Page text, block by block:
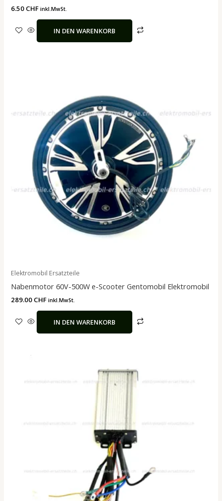
6.50 CHF inkl.MwSt.
IN DEN WARENKORB
Elektromobil Ersatzteile
Nabenmotor 60V-500W e-Scooter Gentomobil Elektromobil
289.00 CHF inkl.MwSt.
IN DEN WARENKORB